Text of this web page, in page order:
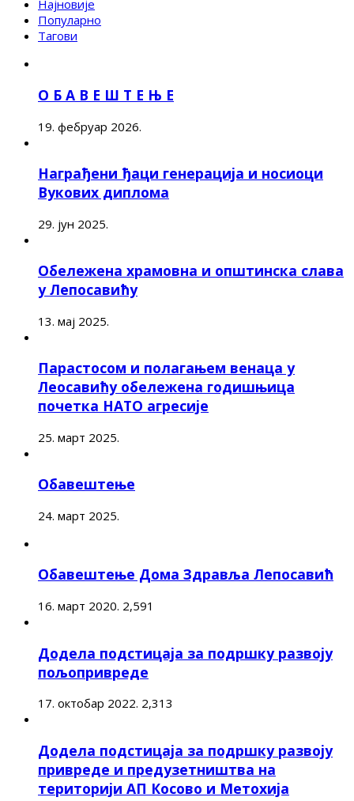
Најновије
Популарно
Тагови
О Б А В Е Ш Т Е Њ Е
19. фебруар 2026.
Награђени ђаци генерација и носиоци
Вукових диплома
29. јун 2025.
Обележена храмовна и општинска слава
у Лепосавићу
13. мај 2025.
Парастосом и полагањем венаца у
Леосавићу обележена годишњица
почетка НАТО агресије
25. март 2025.
Обавештење
24. март 2025.
Обавештење Дома Здравља Лепосавић
16. март 2020. 2,591
Додела подстицаја за подршку развоју
пољопривреде
17. октобар 2022. 2,313
Додела подстицаја за подршку развоју
привреде и предузетништва на
територији АП Косово и Метохија